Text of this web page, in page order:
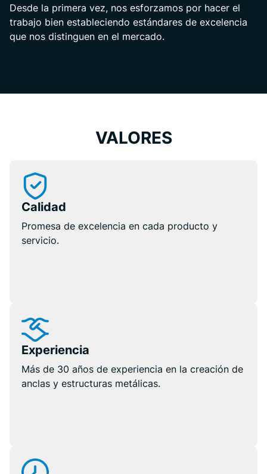
Desde la primera vez, nos esforzamos por hacer el
trabajo bien estableciendo estándares de excelencia
que nos distinguen en el mercado.
VALORES
Calidad
Promesa de excelencia en cada producto y
servicio.
Experiencia
Más de 30 años de experiencia en la creación de
anclas y estructuras metálicas.